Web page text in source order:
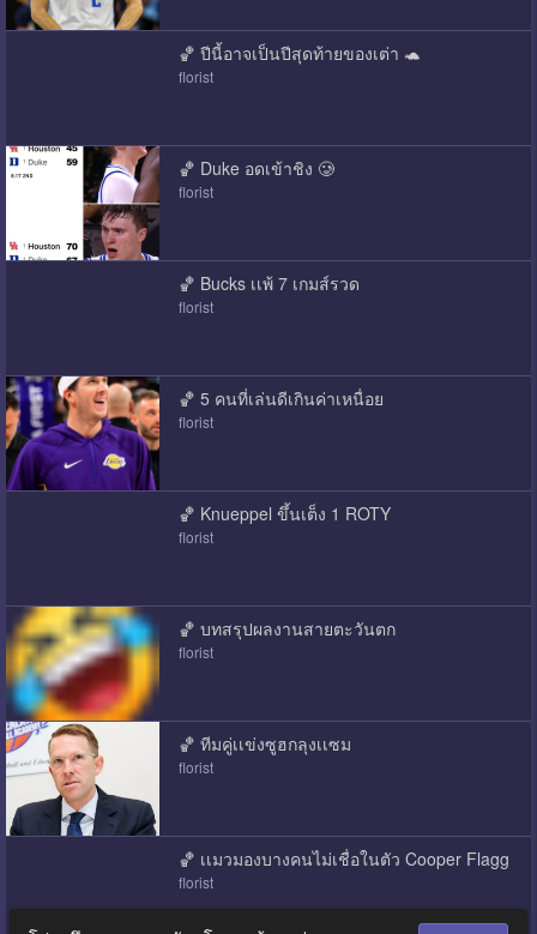
🏀 ปีนี้อาจเป็นปีสุดท้ายของเต่า 🐢
florist
🏀 Duke อดเข้าชิง 🥲
florist
🏀 Bucks เเพ้ 7 เกมส์รวด
florist
🏀 5 คนที่เล่นดีเกินค่าเหนื่อย
florist
🏀 Knueppel ขึ้นเต็ง 1 ROTY
florist
🏀 บทสรุปผลงานสายตะวันตก
florist
🏀 ทีมคู่เเข่งซูฮกลุงเเซม
florist
🏀 เเมวมองบางคนไม่เชื่อในตัว Cooper Flagg
florist